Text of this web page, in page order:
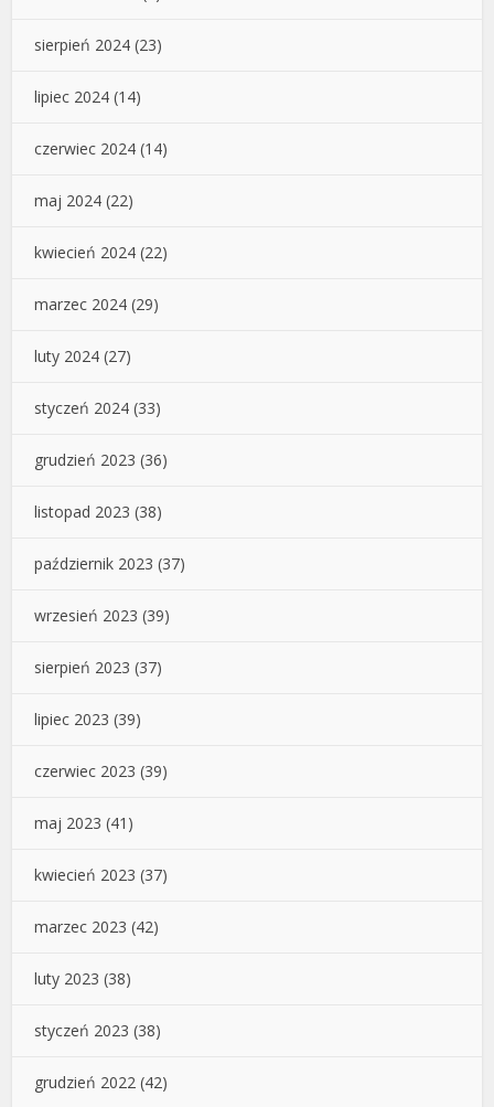
sierpień 2024 (23)
lipiec 2024 (14)
czerwiec 2024 (14)
maj 2024 (22)
kwiecień 2024 (22)
marzec 2024 (29)
luty 2024 (27)
styczeń 2024 (33)
grudzień 2023 (36)
listopad 2023 (38)
październik 2023 (37)
wrzesień 2023 (39)
sierpień 2023 (37)
lipiec 2023 (39)
czerwiec 2023 (39)
maj 2023 (41)
kwiecień 2023 (37)
marzec 2023 (42)
luty 2023 (38)
styczeń 2023 (38)
grudzień 2022 (42)